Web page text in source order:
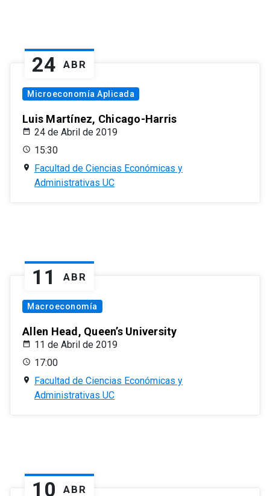
24 ABR
Microeconomía Aplicada
Luis Martínez, Chicago-Harris
24 de Abril de 2019
15:30
Facultad de Ciencias Económicas y
Administrativas UC
11 ABR
Macroeconomía
Allen Head, Queen’s University
11 de Abril de 2019
17:00
Facultad de Ciencias Económicas y
Administrativas UC
10 ABR